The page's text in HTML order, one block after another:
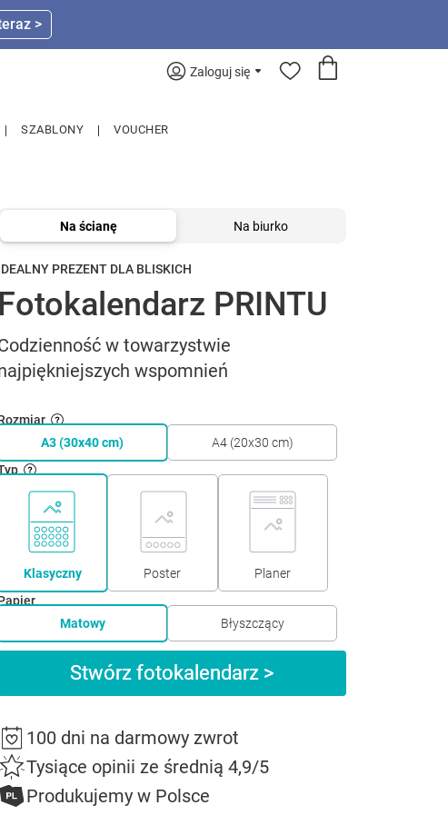
>
Zaloguj się
SZABLONY VOUCHER
Na ścianę Na biurko
PREZENT DLA BLISKICH
Fotokalendarz PRINTU
w towarzystwie
wspomnień
A3 (30x40 cm)
A4 (20x30 cm)
Klasyczny Poster
Planer
Matowy
Błyszczący
Stwórz fotokalendarz >
100 dni na darmowy zwrot
Tysiące opinii ze średnią 4,9/5
Produkujemy w Polsce